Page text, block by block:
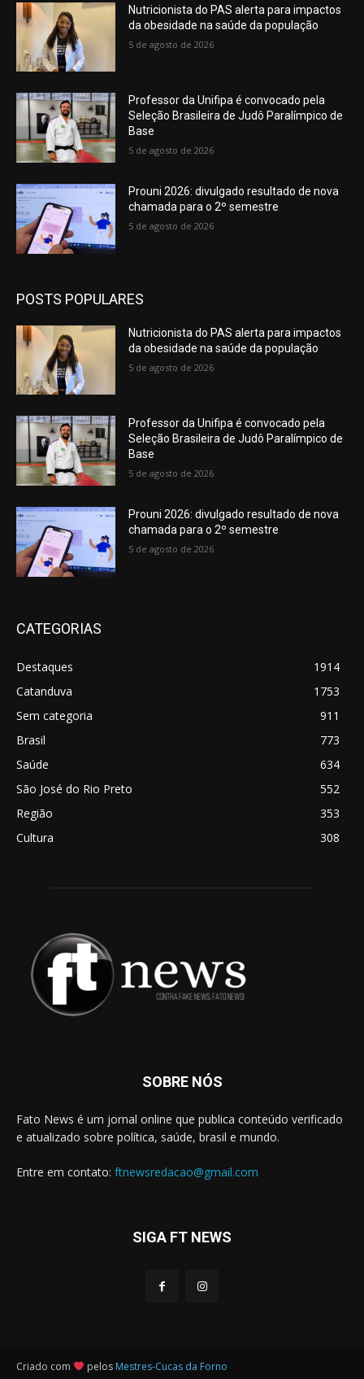
Nutricionista do PAS alerta para impactos
da obesidade na saúde da população
5 de agosto de 2026
Professor da Unifipa é convocado pela
Seleção Brasileira de Judô Paralímpico de
Base
5 de agosto de 2026
Prouni 2026: divulgado resultado de nova
chamada para o 2º semestre
5 de agosto de 2026
POSTS POPULARES
Nutricionista do PAS alerta para impactos
da obesidade na saúde da população
5 de agosto de 2026
Professor da Unifipa é convocado pela
Seleção Brasileira de Judô Paralímpico de
Base
5 de agosto de 2026
Prouni 2026: divulgado resultado de nova
chamada para o 2º semestre
5 de agosto de 2026
CATEGORIAS
Destaques
1914
Catanduva
1753
Sem categoria
911
Brasil
773
Saúde
634
São José do Rio Preto
552
Região
353
Cultura
308
SOBRE NÓS
Fato News é um jornal online que publica conteúdo verificado
e atualizado sobre política, saúde, brasil e mundo.
Entre em contato: ftnewsredacao@gmail.com
SIGA FT NEWS
Criado com pelos Mestres-Cucas da Forno